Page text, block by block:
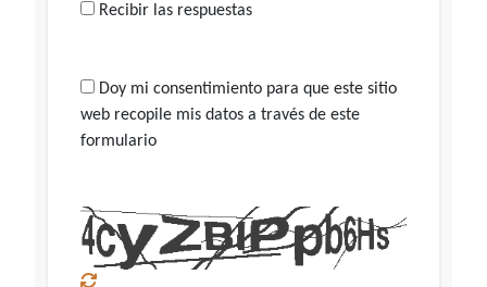
Recibir las respuestas
Doy mi consentimiento para que este sitio
web recopile mis datos a través de este
formulario